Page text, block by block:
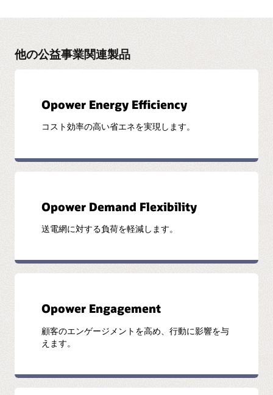
他の公益事業関連製品
Opower Energy Efficiency
コスト効率の高い省エネを実現します。
Opower Demand Flexibility
送電網に対する負荷を軽減します。
Opower Engagement
顧客のエンゲージメントを高め、行動に影響を与
えます。